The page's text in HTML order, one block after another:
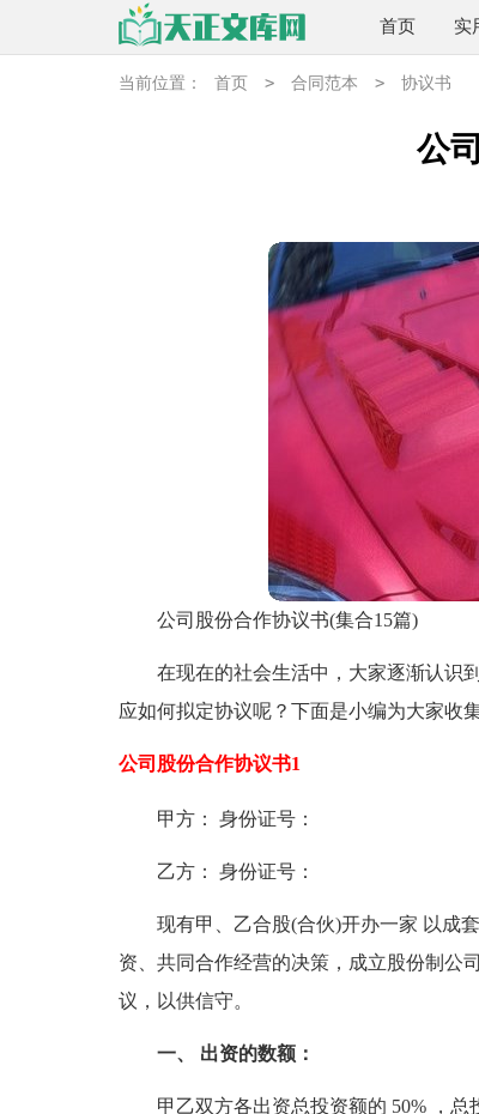
首页 实
当前位置： 首页 > 合同范本 > 协议书
公
公司股份合作协议书(集合15篇)
在现在的社会生活中，大家逐渐认识
应如何拟定协议呢？下面是小编为大家收
公司股份合作协议书1
甲方： 身份证号：
乙方： 身份证号：
现有甲、乙合股(合伙)开办一家 以成
资、共同合作经营的决策，成立股份制公
议，以供信守。
一、 出资的数额：
甲乙双方各出资总投资额的 50% ，总